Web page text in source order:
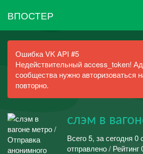
ВПОСТЕР
Ошибка VK API #5
Недействительный access_token!
сообщества нужно авторизоваться
повторно.
слэм в
Всего 5, за сегодня
отправлено / Рейтинг